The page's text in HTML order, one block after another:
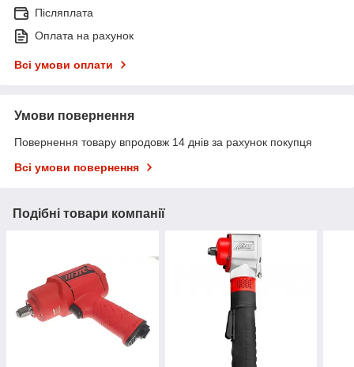
Післяплата
Оплата на рахунок
Всі умови оплати
Умови повернення
Повернення товару впродовж 14 днів за рахунок покупця
Всі умови повернення
Подібні товари компанії